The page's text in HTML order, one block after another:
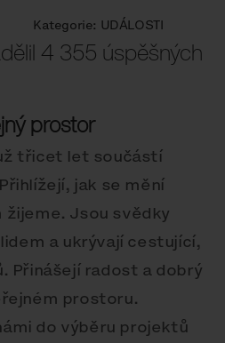
Kategorie: UDÁLOSTI
4 355 úspěšných
prostor
třicet let součástí
jak se mění
Jsou svědky
a ukrývají cestující,
Přinášejí radost a dobrý
prostoru.
do výběru projektů